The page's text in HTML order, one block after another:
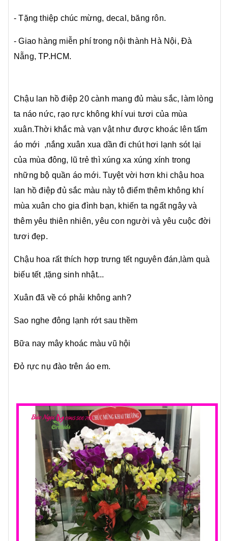
- Tặng thiệp chúc mừng, decal, băng rôn.
- Giao hàng miễn phí trong nội thành Hà Nội, Đà
Nẵng, TP.HCM.
Chậu lan hồ điệp 20 cành mang đủ màu sắc, làm lòng
ta náo nức, rạo rực không khí vui tươi của mùa
xuân.Thời khắc mà vạn vật như được khoác lên tấm
áo mới ,nắng xuân xua dần đi chút hơi lạnh sót lại
của mùa đông, lũ trẻ thì xúng xa xúng xính trong
những bộ quần áo mới. Tuyệt vời hơn khi chậu hoa
lan hồ điệp đủ sắc màu này tô điểm thêm không khí
mùa xuân cho gia đình bạn, khiến ta ngất ngây và
thêm yêu thiên nhiên, yêu con người và yêu cuộc đời
tươi đẹp.
Chậu hoa rất thích hợp trưng tết nguyên đán,làm quà
biếu tết ,tặng sinh nhật...
Xuân đã về có phải không anh?
Sao nghe đông lạnh rớt sau thềm
Bữa nay mây khoác màu vũ hội
Đỏ rực nụ đào trên áo em.